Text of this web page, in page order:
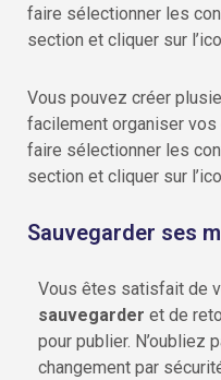
faire sélectionner les
section et cliquer sur
Vous pouvez créer
facilement organiser
faire sélectionner les
section et cliquer sur
Sauvegarder ses
Vous êtes satisfait de
sauvegarder et de
pour publier. N’oubliez
changement par